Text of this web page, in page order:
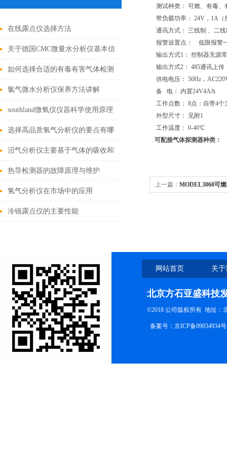
在线露点仪选择方法
关于德国CMC微量水分析仪基本信
息,你真的了解透彻了?
如何选择合适的有毒有害气体检测
仪
氯气微水分析仪保养方法讲解
southland微氧仪仪器科学使用原理
选择高品质氢气分析仪的要点有哪
些？
沼气分析仪主要基于气体的吸收和
光谱分析技术
热导检测器的故障原理与维护
氢气分析仪在市场中的应用
冷镜露点仪的主要性能
测试种类： 可燃、有毒
带负载功率： 24V，1A
通讯方式： 三线制 、二
报警设置点： 低限报警
输出方式1： 控制器无源
输出方式2： 485通讯上传
供电电压： 50Hz，
备 电： 内置24V4A/h
工作点数： 8点：自带4个
外型尺寸： 见附1
工作温度： 0-40℃
可配接气体探测器种类：
上一篇： MODEL3060可
网站首页 关
北京方石亚盛科技
©2018 公司版权所有 地址：
备案号： 京ICP备09034934